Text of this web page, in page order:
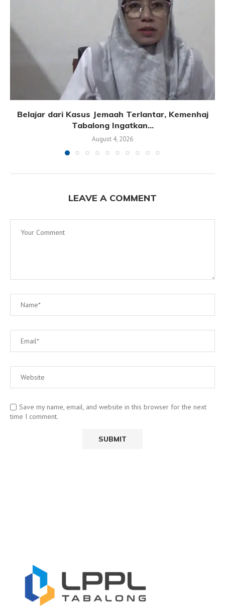
Belajar dari Kasus Jemaah Terlantar, Kemenhaj
Tabalong Ingatkan...
August 4, 2026
LEAVE A COMMENT
Save my name, email, and website in this browser for the next
time I comment.